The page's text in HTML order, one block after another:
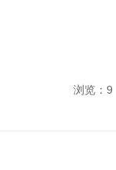
浏览：9